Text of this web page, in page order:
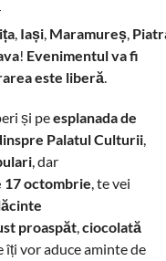
,Iași,Maramureș,
! Evenimentul va fi
este liberă.
și peesplanada de
Palatul Culturii,
, dar
17 octombrie, te vei
proaspăt,ciocolată
îți vor aduce aminte de